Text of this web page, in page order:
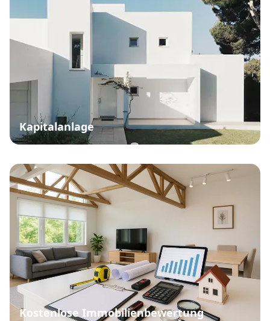
Kapitalanlage
Kostenlose Immobilienbewertung